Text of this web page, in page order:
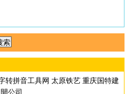
转拼音工具网 太原铁艺 重庆国特建
公司